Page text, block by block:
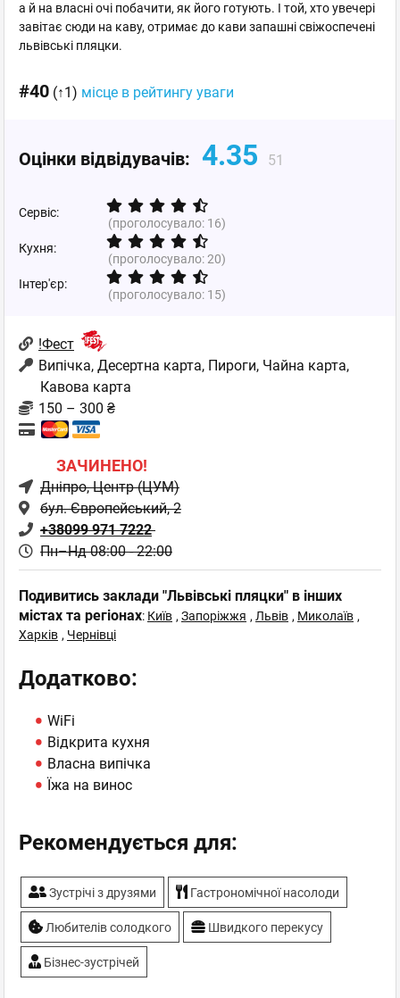
а й на власні очі побачити, як його готують. І той, хто увечері
завітає сюди на каву, отримає до кави запашні свіжоспечені
львівські пляцки.
#40 (↑1) місце в рейтингу уваги
Оцінки відвідувачів: 4.35 51
Сервіс:
(проголосувало: 16)
Кухня:
(проголосувало:20)
Інтер'єр:
(проголосувало: 15)
!Фест
Випічка, Десертна карта, Пироги, Чайна карта,
Кавова карта
150 – 300 ₴
ЗАЧИНЕНО!
Дніпро, Центр (ЦУМ)
бул. Європейський, 2
+38099 971 7222
Пн–Нд 08:00 - 22:00
Подивитись заклади "Львівські пляцки" в інших
містах та регіонах: Київ , Запоріжжя , Львів , Миколаїв ,
Харків , Чернівці
Додатково:
WiFi
Відкрита кухня
Власна випічка
Їжа на винос
Рекомендується для:
Зустрічі з друзями Гастрономічної насолоди
Любителів солодкого Швидкого перекусу
Бізнес-зустрічей